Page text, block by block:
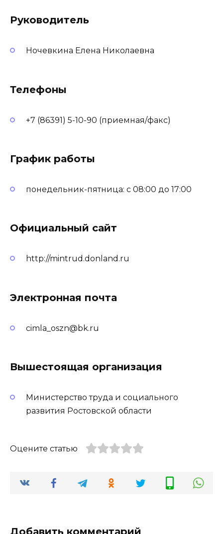
Руководитель
Ночевкина Елена Николаевна
Телефоны
+7 (86391) 5-10-90 (приемная/факс)
График работы
понедельник-пятница: с 08:00 до 17:00
Официальный сайт
http://mintrud.donland.ru
Электронная почта
cimla_oszn@bk.ru
Вышестоящая организация
Министерство труда и социального
развития Ростовской области
Оцените статью
Добавить комментарий